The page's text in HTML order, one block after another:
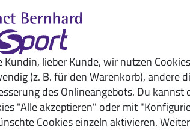
Kundin, lieber Kunde, wir nutzen
(z. B. für den Warenkorb), andere
des Onlineangebots. Du
"Alle akzeptieren" oder mit
Cookies einzeln aktivieren.
Jeder Fußballer will im Spiel
zweikampfstark und mit voller
neben regelmäßigem Training